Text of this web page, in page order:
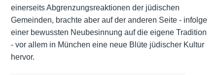
einerseits Abgrenzungsreaktionen der jüdischen
Gemeinden, brachte aber auf der anderen Seite - infolge
einer bewussten Neubesinnung auf die eigene Tradition
- vor allem in München eine neue Blüte jüdischer Kultur
hervor.